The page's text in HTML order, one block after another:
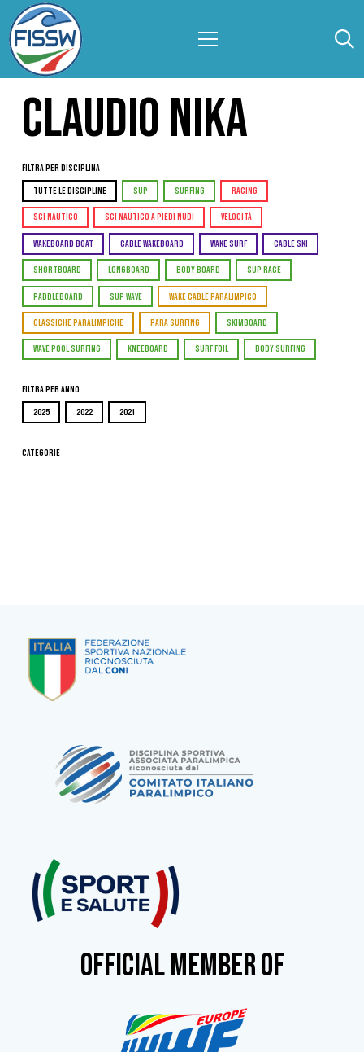
CLAUDIO NIKA
Filtra per Disciplina
TUTTE LE DISCIPLINE SUP SURFING RACING
SCI NAUTICO SCI NAUTICO A PIEDI NUDI VELOCITÀ
WAKEBOARD BOAT CABLE WAKEBOARD WAKE SURF CABLE SKI
SHORTBOARD LONGBOARD BODY BOARD SUP RACE
PADDLEBOARD SUP WAVE WAKE CABLE PARALIMPICO
CLASSICHE PARALIMPICHE PARA SURFING SKIMBOARD
WAVE POOL SURFING KNEEBOARD SURF FOIL BODY SURFING
Filtra per Anno
2025 2022 2021
Categorie
OFFICIAL MEMBER OF